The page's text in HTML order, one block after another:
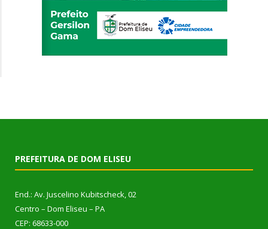
PREFEITURA DE DOM ELISEU
End.: Av. Juscelino Kubitscheck, 02
Centro – Dom Eliseu – PA
CEP: 68633-000